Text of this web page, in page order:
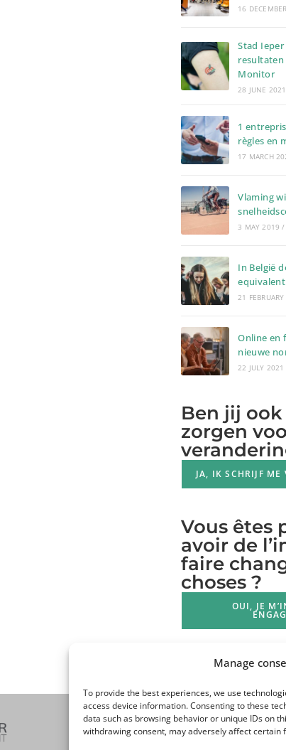
Manage
To provide the best experiences, we use
access device information. Consenting to these
data such as browsing behavior or unique IDs on
withdrawing consent, may adversely affect certain
16
Stad
resultaten
Monitor
28 JUNE 2021
1
règles en
17 MARCH
Vlaming
3 MAY 2019 /
In België
21
Online en
nieuwe
22 JULY 2021
Ben jij
zorgen
JA, IK SCHRIJF ME
Vous êtes
avoir de
faire
choses ?
OUI, JE